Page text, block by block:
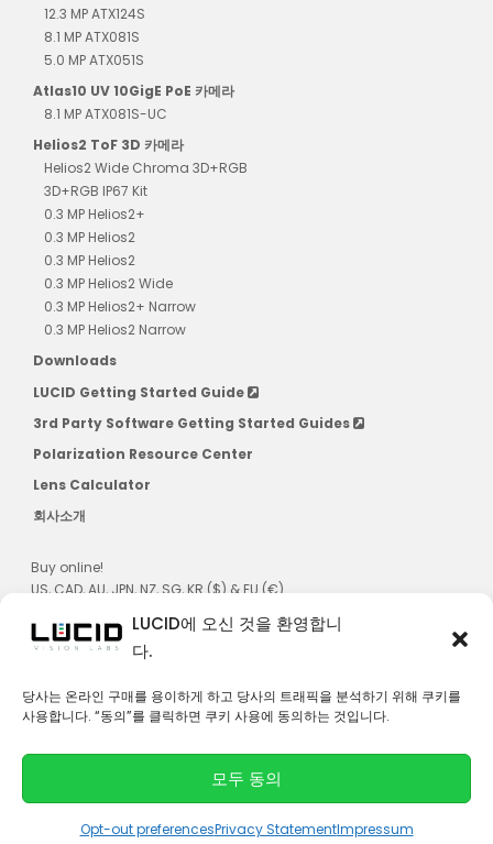
LUCID에 오신 것을 환영합니
다.
당사는 온라인 구매를 용이하게 하고 당사의 트래픽을 분석하기 위해 쿠키를
사용합니다. “동의”를 클릭하면 쿠키 사용에 동의하는 것입니다.
모두 동의
Opt-out preferencesPrivacy StatementImpressum
12.3 MP ATX124S
8.1 MP ATX081S
5.0 MP ATX051S
Atlas10 UV 10GigE PoE 카메라
8.1 MP ATX081S-UC
Helios2 ToF 3D 카메라
Helios2 Wide Chroma 3D+RGB
3D+RGB IP67 Kit
0.3 MP Helios2+
0.3 MP Helios2
0.3 MP Helios2
0.3 MP Helios2 Wide
0.3 MP Helios2+ Narrow
0.3 MP Helios2 Narrow
Downloads
LUCID Getting Started Guide
3rd Party Software Getting Started Guides
Polarization Resource Center
Lens Calculator
회사소개
Buy online!
US, CAD, AU, JPN, NZ, SG, KR ($) & EU (€)
연락처
i
o